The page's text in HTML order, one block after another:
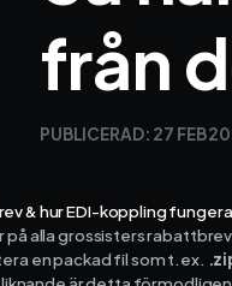
från
PUBLICERAD: 27 FEB
& hur EDI-koppling
alla grossisters
en packad fil som t.ex.